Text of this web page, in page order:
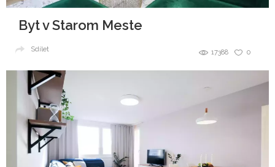
Byt v Starom Meste
0
17388
Sdílet